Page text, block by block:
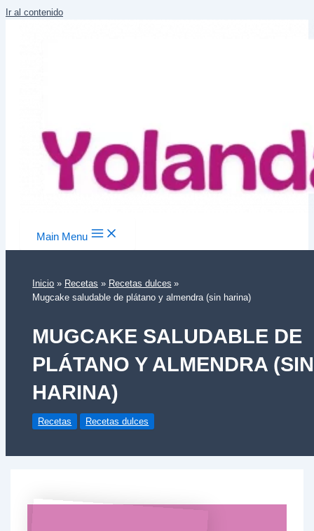
Ir al contenido
Main Menu
Inicio Recetas
Recetas dulces
Mugcake saludable de plátano y almendra (sin harina)
MUGCAKE SALUDABLE DE
PLÁTANO Y ALMENDRA (SIN
HARINA)
Recetas Recetas dulces